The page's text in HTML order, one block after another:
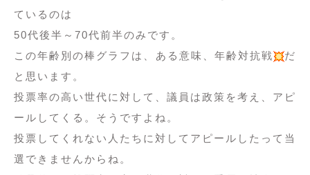
ているのは
50代後半～70代前半のみです。
この年齢別の棒グラフは、ある意味、年齢対抗戦
だ
と思います。
投票率の高い世代に対して、議員は政策を考え、アピ
ールしてくる。そうですよね。
投票してくれない人たちに対してアピールしたって当
選できませんからね。